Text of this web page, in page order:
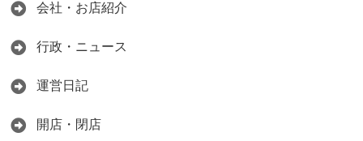
会社・お店紹介
行政・ニュース
運営日記
開店・閉店